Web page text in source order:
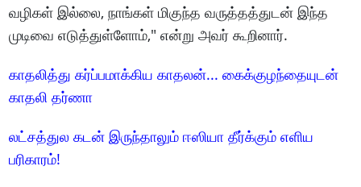
வழிகள் இல்லை, நாங்கள் மிகுந்த வருத்தத்துடன் இந்த
முடிவை எடுத்துள்ளோம்," என்று அவர் கூறினார்.
காதலித்து கர்ப்பமாக்கிய காதலன்... கைக்குழந்தையுடன்
காதலி தர்ணா
லட்சத்துல கடன் இருந்தாலும் ஈஸியா தீர்க்கும் எளிய
பரிகாரம்!